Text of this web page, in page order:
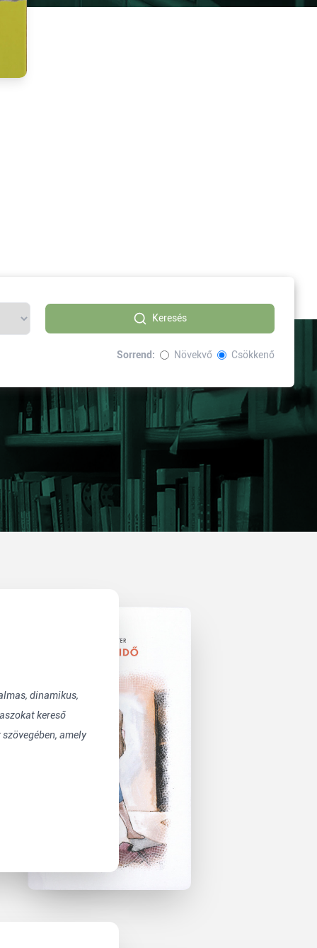
Keresés
Sorrend: Növekvő Csökkenő
dinamikus,
kereső
amely